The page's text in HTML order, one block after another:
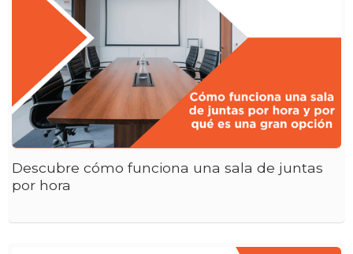
Descubre cómo funciona una sala de juntas
por hora